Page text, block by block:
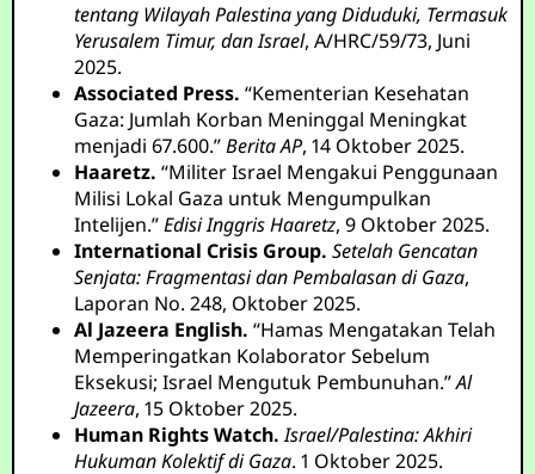
tentang Wilayah Palestina yang Diduduki, Termasuk
Yerusalem Timur, dan Israel, A/HRC/59/73, Juni
2025.
Associated Press. “Kementerian Kesehatan
Gaza: Jumlah Korban Meninggal Meningkat
menjadi 67.600.”Berita AP, 14 Oktober 2025.
Haaretz. “Militer Israel Mengakui Penggunaan
Milisi Lokal Gaza untuk Mengumpulkan
Intelijen.”Edisi Inggris Haaretz, 9 Oktober 2025.
International Crisis Group. Setelah Gencatan
Senjata: Fragmentasi dan Pembalasan di Gaza,
Laporan No. 248, Oktober 2025.
Al Jazeera English. “Hamas Mengatakan Telah
Memperingatkan Kolaborator Sebelum
Eksekusi; Israel Mengutuk Pembunuhan.”Al
Jazeera, 15 Oktober 2025.
Human Rights Watch. Israel/Palestina: Akhiri
Hukuman Kolektif di Gaza. 1 Oktober 2025.